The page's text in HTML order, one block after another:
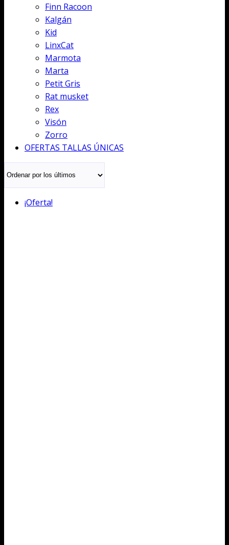
Finn Racoon
Kalgán
Kid
LinxCat
Marmota
Marta
Petit Gris
Rat musket
Rex
Visón
Zorro
OFERTAS TALLAS ÚNICAS
¡Oferta!